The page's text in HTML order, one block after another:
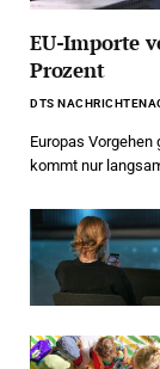
EU-Importe
Prozent
DTS
Europas
kommt nur